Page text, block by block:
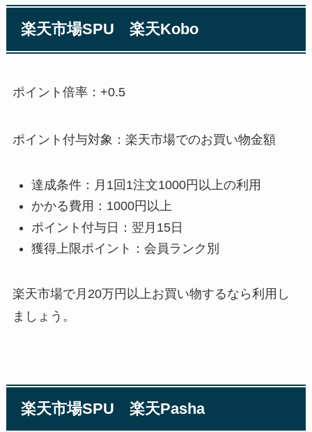
楽天市場SPU 楽天Kobo
ポイント倍率：+0.5
ポイント付与対象：楽天市場でのお買い物金額
達成条件：月1回1注文1000円以上の利用
かかる費用：1000円以上
ポイント付与日：翌月15日
獲得上限ポイント：会員ランク別
楽天市場で月20万円以上お買い物するなら利用し
ましょう。
楽天市場SPU 楽天Pasha